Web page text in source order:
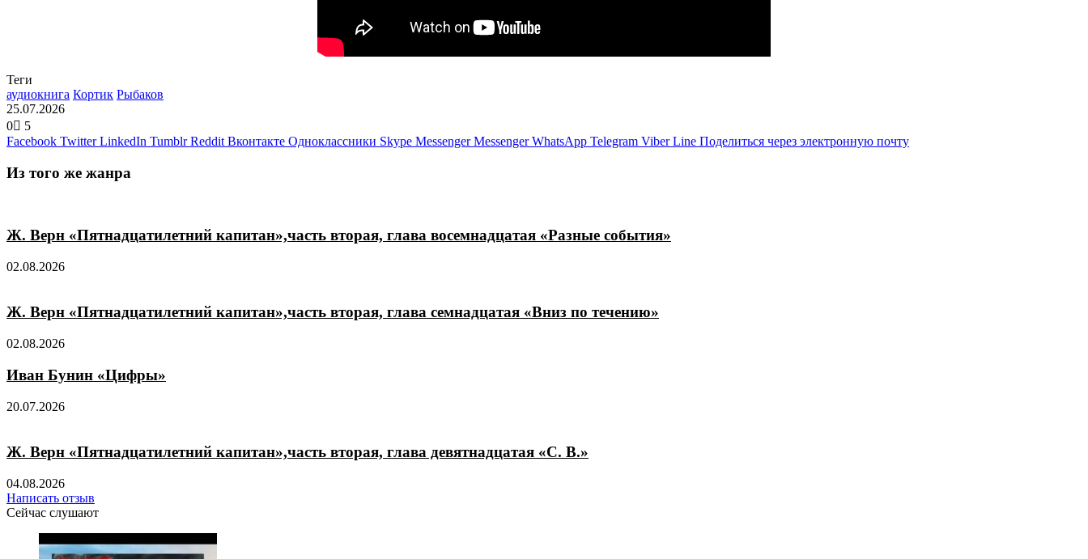
Теги
аудиокнига Кортик Рыбаков
25.07.2026
0
5
Facebook Twitter LinkedIn Tumblr Reddit Вконтакте Одноклассники Skype Messenger Messenger WhatsApp Telegram Viber Line Поделиться через электронную почту
Из того же жанра
Ж. Верн «Пятнадцатилетний капитан»,часть вторая, глава восемнадцатая «Разные события»
02.08.2026
Ж. Верн «Пятнадцатилетний капитан»,часть вторая, глава семнадцатая «Вниз по течению»
02.08.2026
Иван Бунин «Цифры»
20.07.2026
Ж. Верн «Пятнадцатилетний капитан»,часть вторая, глава девятнадцатая «С. В.»
04.08.2026
Написать отзыв
Сейчас слушают